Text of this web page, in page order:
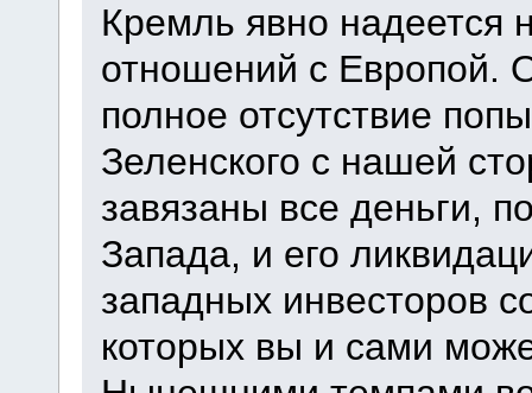
Кремль явно надеется
отношений с Европой.
полное отсутствие
Зеленского с нашей
завязаны все деньги,
Запада, и его
западных инвесторов
которых вы и сами